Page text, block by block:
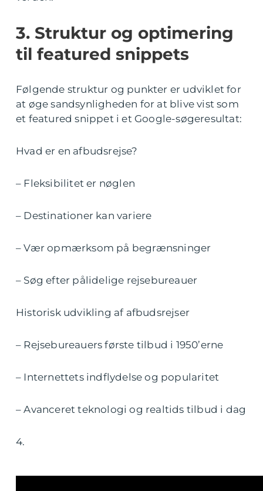
3. Struktur og optimering
til featured snippets
Følgende struktur og punkter er udviklet for
at øge sandsynligheden for at blive vist som
et featured snippet i et Google-søgeresultat:
Hvad er en afbudsrejse?
– Fleksibilitet er nøglen
– Destinationer kan variere
– Vær opmærksom på begrænsninger
– Søg efter pålidelige rejsebureauer
Historisk udvikling af afbudsrejser
– Rejsebureauers første tilbud i 1950’erne
– Internettets indflydelse og popularitet
– Avanceret teknologi og realtids tilbud i dag
4.